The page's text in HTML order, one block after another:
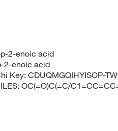
2-enoic acid
2-enoic acid
Key:CDUQMGQIHYISOP-
OC(=O)C(=C/